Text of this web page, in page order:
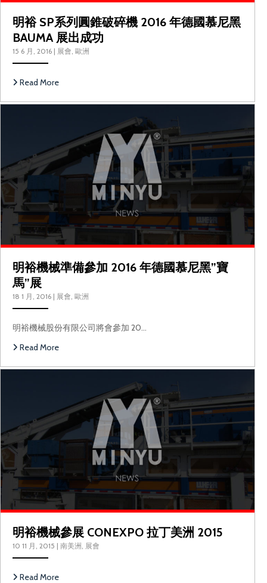
明裕 SP系列圓錐破碎機 2016 年德國慕尼黑
BAUMA 展出成功
15 6 月, 2016 | 展會, 歐洲
Read More
明裕機械準備參加 2016 年德國慕尼黑”寶
馬”展
18 1 月, 2016 | 展會, 歐洲
明裕機械股份有限公司將會參加 20…
Read More
明裕機械參展 CONEXPO 拉丁美洲 2015
10 11 月, 2015 | 南美洲 , 展會
Read More